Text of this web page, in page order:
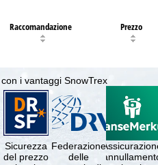
Raccomandazione Prezzo
i vantaggi SnowTrex
Sicurezza
del prezzo
Federazione
delle